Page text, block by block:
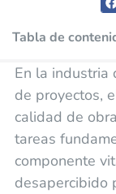
Tabla de
En la industria
de proyectos,
calidad de
tareas
componente
desapercibido